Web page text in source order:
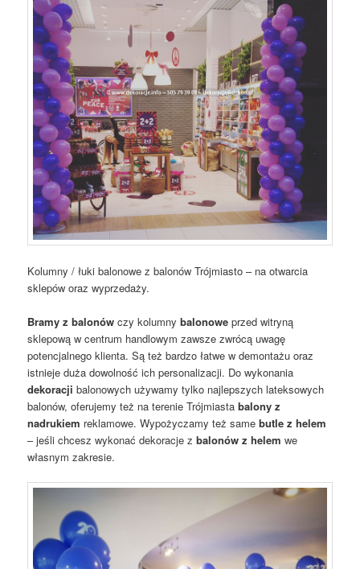
Kolumny / łuki balonowe z balonów Trójmiasto – na otwarcia
sklepów oraz wyprzedaży.
Bramy z balonów czy kolumnybalonowe przed witryną
sklepową w centrum handlowym zawsze zwrócą uwagę
potencjalnego klienta. Są też bardzo łatwe w demontażu oraz
istnieje duża dowolność ich personalizacji. Do wykonania
dekoracji balonowych używamy tylko najlepszych lateksowych
balonów, oferujemy też na terenie Trójmiastabalony z
nadrukiem reklamowe. Wypożyczamy też samebutle z helem
– jeśli chcesz wykonać dekoracje zbalonów z helem we
własnym zakresie.